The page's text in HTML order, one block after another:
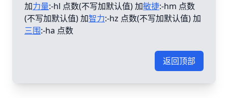
加力量:-hl 点数(不写加默认值) 加敏捷:-hm 点数
(不写加默认值) 加智力:-hz 点数(不写加默认值) 加
三围:-ha 点数
返回顶部